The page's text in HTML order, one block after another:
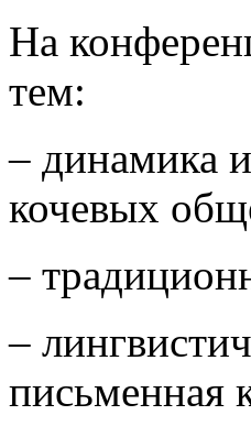
На
тем:
– динамика
кочевых
–
–
письменная